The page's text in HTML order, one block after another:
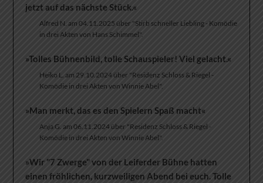
jetzt auf das nächste Stück.«
Alfred N. am 04.11.2025 über "Stirb schneller Liebling - Komödie
in drei Akten von Hans Schimmel".
»Tolles Bühnenbild, tolle Schauspieler! Viel gelacht.«
Heiko L. am 29.10.2024 über "Residenz Schloss & Riegel -
Komödie in drei Akten von Winnie Abel".
»Man merkt, das es den Spielern Spaß macht«
Anja G. am 06.11.2024 über "Residenz Schloss & Riegel -
Komödie in drei Akten von Winnie Abel".
»Wir "7 Zwerge" von der Leiferder Bühne hatten
einen fröhlichen, kurzweiligen Abend bei euch. Tolle